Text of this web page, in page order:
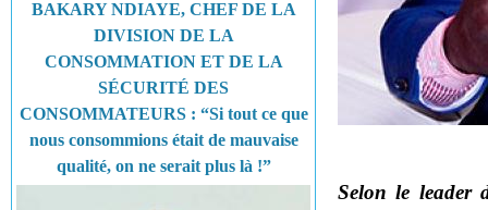
BAKARY NDIAYE, CHEF DE LA
DIVISION DE LA
CONSOMMATION ET DE LA
SÉCURITÉ DES
CONSOMMATEURS : “Si tout ce que
nous consommions était de mauvaise
qualité, on ne serait plus là !”
Selon le leader